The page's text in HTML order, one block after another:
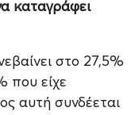
καταγράφει
στο 27,5%
που είχε
αυτή συνδέεται